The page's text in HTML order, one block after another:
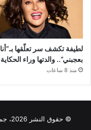
لطيفة تكشف سر تعلّقها بـ”أنا
بعجبني”.. والدتها وراء الحكاية
منذ 8 ساعات
© حقوق النشر 2026، جميع الحقوق محفوظة |